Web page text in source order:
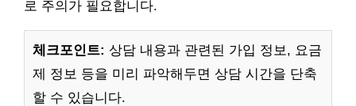
로 주의가 필요합니다.
체크포인트: 상담 내용과 관련된 가입 정보, 요금
제 정보 등을 미리 파악해두면 상담 시간을 단축
할 수 있습니다.